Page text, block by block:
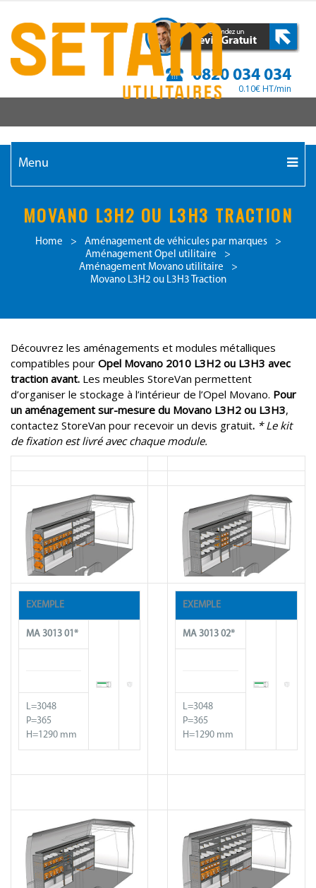
0820 034 034
0.10€ HT/min
Menu
MOVANO L3H2 OU L3H3 TRACTION
Home > Aménagement de véhicules par marques
>
Aménagement Opel utilitaire
>
Aménagement Movano utilitaire
>
Movano L3H2 ou L3H3 Traction
Découvrez les aménagements et modules métalliques
compatibles pour Opel Movano 2010 L3H2 ou L3H3 avec
traction avant. Les meubles StoreVan permettent
d’organiser le stockage à l’intérieur de l’Opel Movano. Pour
un aménagement sur-mesure du Movano L3H2 ou L3H3,
contactez StoreVan pour recevoir un devis gratuit. * Le kit
de fixation est livré avec chaque module.
EXEMPLE
MA 3013 01*
L=3048
P=365
H=1290 mm
EXEMPLE
MA 3013 02*
L=3048
P=365
H=1290 mm